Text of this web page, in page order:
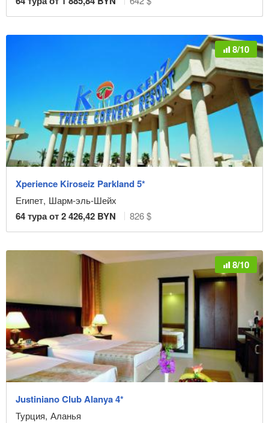
8/10
Xperience Kiroseiz Parkland 5*
Египет, Шарм-эль-Шейх
64тура от2 426,42 BYN 826 $
8/10
Justiniano Club Alanya 4*
Турция, Аланья